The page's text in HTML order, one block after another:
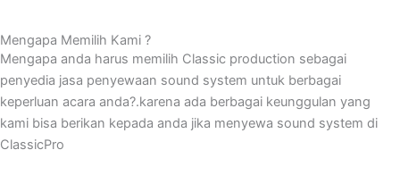
Mengapa Memilih Kami ?
Mengapa anda harus memilih Classic production sebagai
penyedia jasa penyewaan sound system untuk berbagai
keperluan acara anda?.karena ada berbagai keunggulan yang
kami bisa berikan kepada anda jika menyewa sound system di
ClassicPro